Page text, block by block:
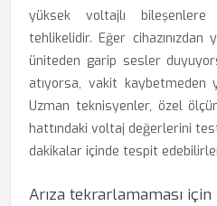
yüksek voltajlı
tehlikelidir. Eğer cihazınızdan
üniteden garip sesler
atıyorsa, vakit kaybetmeden
Uzman teknisyenler, özel
hattındaki voltaj değerlerini
dakikalar içinde tespit
Arıza tekrarlamaması